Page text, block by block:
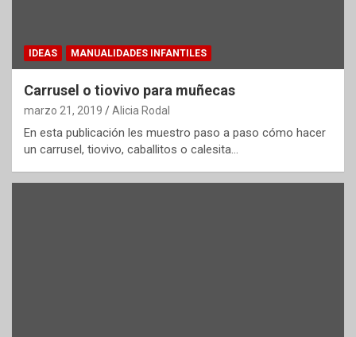
IDEAS MANUALIDADES INFANTILES
Carrusel o tiovivo para muñecas
marzo 21, 2019 Alicia Rodal
En esta publicación les muestro paso a paso cómo hacer
un carrusel, tiovivo, caballitos o calesita…